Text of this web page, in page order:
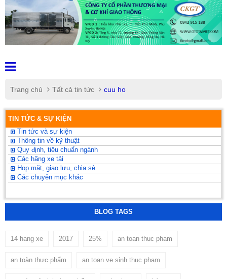
Trang chủ Tất cả tin tức cuu ho
TIN TỨC & SỰ KIỆN
Tin tức và sự kiện
Thông tin về kỹ thuật
Quy định, tiêu chuẩn ngành
Các hãng xe tải
Họp mặt, giao lưu, chia sẻ
Các chuyên mục khác
BLOG TAGS
14 hang xe 2017 25% an toan thuc pham
an toàn thực phẩm an toan ve sinh thuc pham